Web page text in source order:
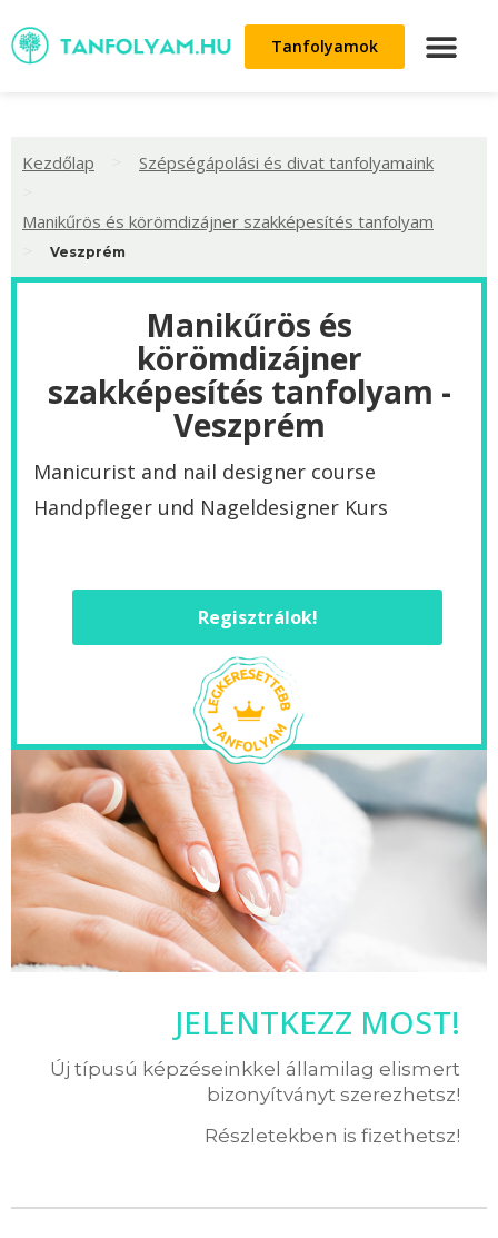
Tanfolyamok
Kezdőlap Szépségápolási és divat tanfolyamaink
Manikűrös és körömdizájner szakképesítés tanfolyam
Veszprém
Manikűrös és
körömdizájner
szakképesítés tanfolyam -
Veszprém
Manicurist and nail designer course
Handpfleger und Nageldesigner Kurs
Regisztrálok!
JELENTKEZZ MOST!
Új típusú képzéseinkkel államilag elismert
bizonyítványt szerezhetsz!
Részletekben is fizethetsz!